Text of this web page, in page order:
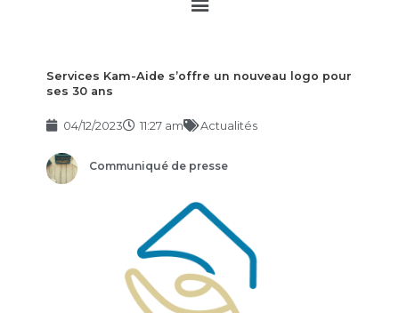
Services Kam-Aide s’offre un nouveau logo pour
ses 30 ans
04/12/2023 11:27 am Actualités
Communiqué de presse